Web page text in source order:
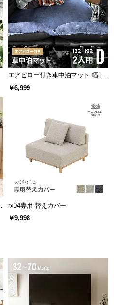
エアピロー付き車中泊マット 幅13
2cm
￥6,999
rx04専用 替えカバー
￥9,998